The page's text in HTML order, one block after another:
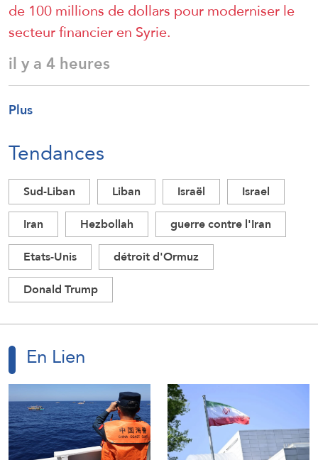
de 100 millions de dollars pour moderniser le
secteur financier en Syrie.
il y a 4 heures
Plus
Tendances
Sud-Liban Liban Israël
Israel
Iran
Hezbollah
guerre contre l'Iran
Etats-Unis
détroit d'Ormuz
Donald Trump
En Lien